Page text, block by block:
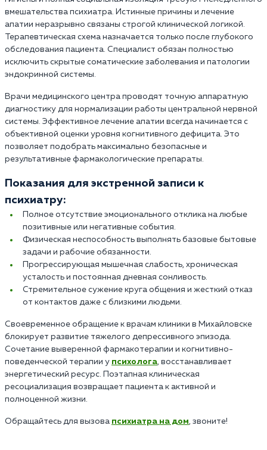
вмешательства психиатра. Истинные причины и лечение
апатии неразрывно связаны строгой клинической логикой.
Терапевтическая схема назначается только после глубокого
обследования пациента. Специалист обязан полностью
исключить скрытые соматические заболевания и патологии
эндокринной системы.
Врачи медицинского центра проводят точную аппаратную
диагностику для нормализации работы центральной нервной
системы. Эффективное лечение апатии всегда начинается с
объективной оценки уровня когнитивного дефицита. Это
позволяет подобрать максимально безопасные и
результативные фармакологические препараты.
Показания для экстренной записи к
психиатру:
Полное отсутствие эмоционального отклика на любые
позитивные или негативные события.
Физическая неспособность выполнять базовые бытовые
задачи и рабочие обязанности.
Прогрессирующая мышечная слабость, хроническая
усталость и постоянная дневная сонливость.
Стремительное сужение круга общения и жесткий отказ
от контактов даже с близкими людьми.
Своевременное обращение к врачам клиники в Михайловске
блокирует развитие тяжелого депрессивного эпизода.
Сочетание выверенной фармакотерапии и когнитивно-
поведенческой терапии у психолога, восстанавливает
энергетический ресурс. Поэтапная клиническая
ресоциализация возвращает пациента к активной и
полноценной жизни.
Обращайтесь для вызова психиатра на дом, звоните!